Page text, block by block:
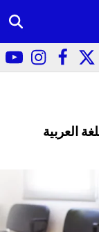
العربية